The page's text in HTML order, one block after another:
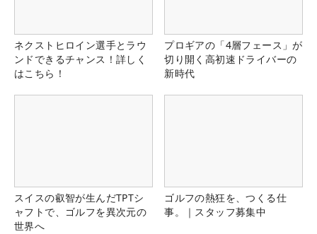
ネクストヒロイン選手とラウ
ンドできるチャンス！詳しく
はこちら！
プロギアの「4層フェース」が
切り開く高初速ドライバーの
新時代
スイスの叡智が生んだTPTシ
ャフトで、ゴルフを異次元の
世界へ
ゴルフの熱狂を、つくる仕
事。｜スタッフ募集中